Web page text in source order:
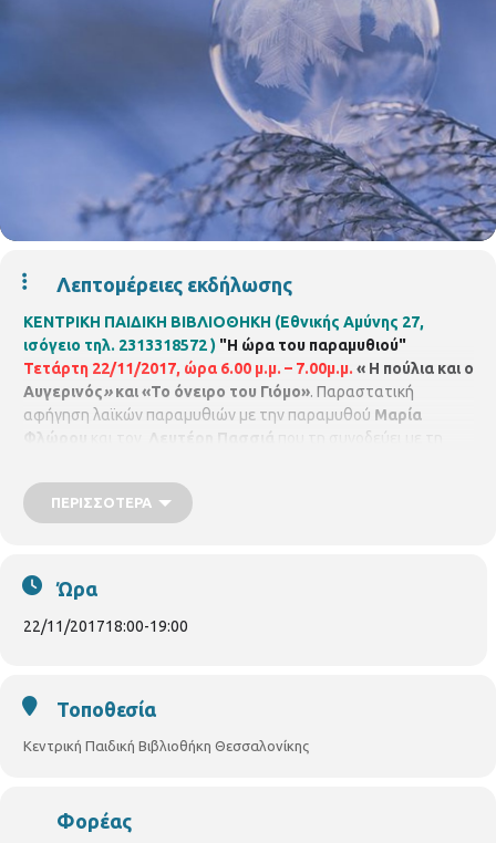
Λεπτομέρειες εκδήλωσης
ΚΕΝΤΡΙΚΗ ΠΑΙΔΙΚΗ ΒΙΒΛΙΟΘΗΚΗ (Εθνικής Αμύνης 27,
ισόγειο τηλ. 2313318572 ) "Η ώρα του παραμυθιού"
Τετάρτη 22/11/2017, ώρα 6.00 μ.μ. – 7.00μ.μ. « Η πούλια και ο
Αυγερινός» και «Το όνειρο του Γιόμο». Παραστατική
αφήγηση λαϊκών παραμυθιών με την παραμυθού Μαρία
Φλώρου
Λευτέρη Πασσιά
που τη συνοδεύει με τη
μεγάλη παρέα και ζωγραφίζουμε όλοι μαζί. Για παιδιά από 4 - 8
ετών. Με τηλεφωνική προεγγραφή έως 20 παιδιά.
ΠΕΡΙΣΣΌΤΕΡΑ
Ώρα
22/11/201718:00-19:00
Τοποθεσία
Κεντρική Παιδική Βιβλιοθήκη Θεσσαλονίκης
Φορέας